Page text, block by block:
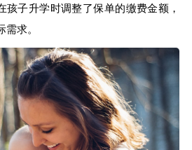
孩子升学时调整了保单的缴费金额，
求。